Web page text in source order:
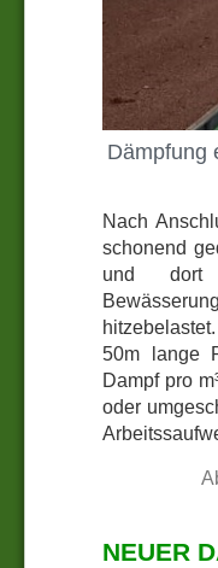
Dämpfung
Nach
schonend
und dort
50m lange
Dampf pro
oder
NEUER